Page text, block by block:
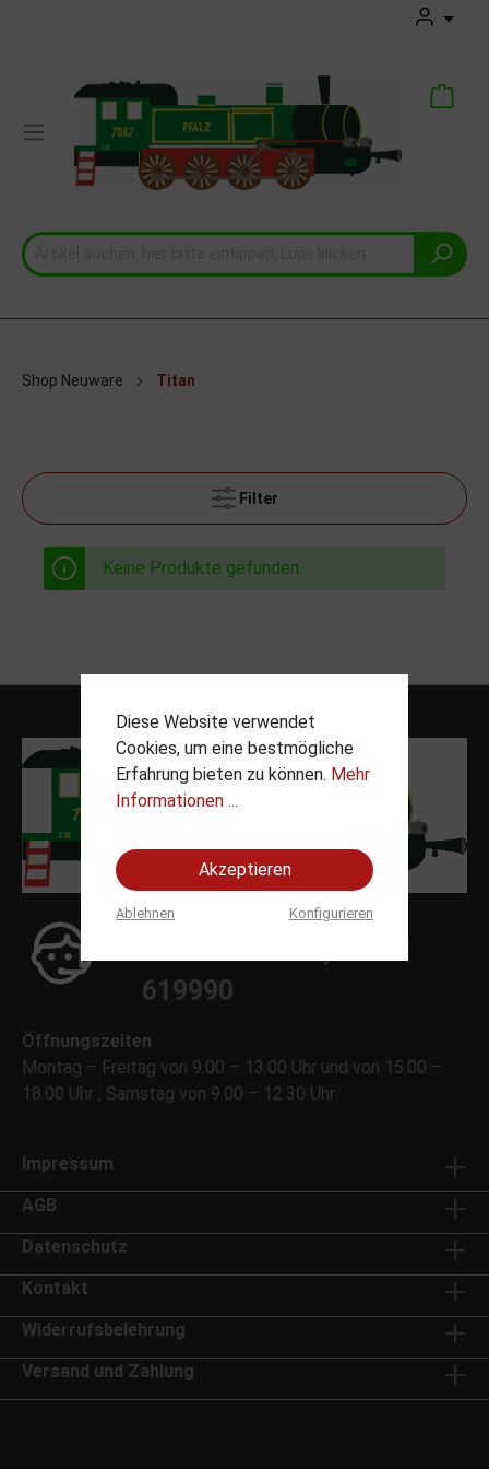
Shop Neuware Titan
Filter
Keine Produkte gefunden.
Telefon:
619990
Öffnungszeiten
Montag – Freitag von 9.00 – 13.00 Uhr und von 15.00 –
18.00 Uhr ; Samstag von 9.00 – 12.30 Uhr
Impressum
AGB
Datenschutz
Kontakt
Widerrufsbelehrung
Versand und Zahlung
Diese Website verwendet
Cookies, um eine bestmögliche
Erfahrung bieten zu können. Mehr
Informationen ...
Akzeptieren
Ablehnen Konfigurieren